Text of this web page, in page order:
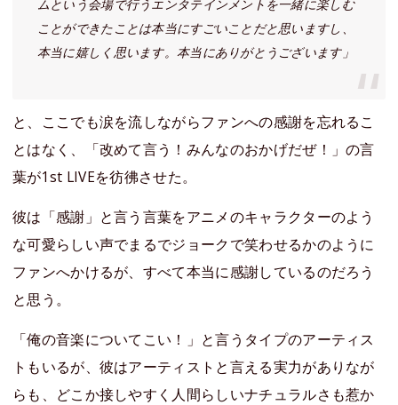
ムという会場で行うエンタテインメントを一緒に楽しむ
ことができたことは本当にすごいことだと思いますし、
本当に嬉しく思います。本当にありがとうございます」
と、ここでも涙を流しながらファンへの感謝を忘れるこ
とはなく、「改めて言う！みんなのおかげだぜ！」の言
葉が1st LIVEを彷彿させた。
彼は「感謝」と言う言葉をアニメのキャラクターのよう
な可愛らしい声でまるでジョークで笑わせるかのように
ファンへかけるが、すべて本当に感謝しているのだろう
と思う。
「俺の音楽についてこい！」と言うタイプのアーティス
トもいるが、彼はアーティストと言える実力がありなが
らも、どこか接しやすく人間らしいナチュラルさも惹か